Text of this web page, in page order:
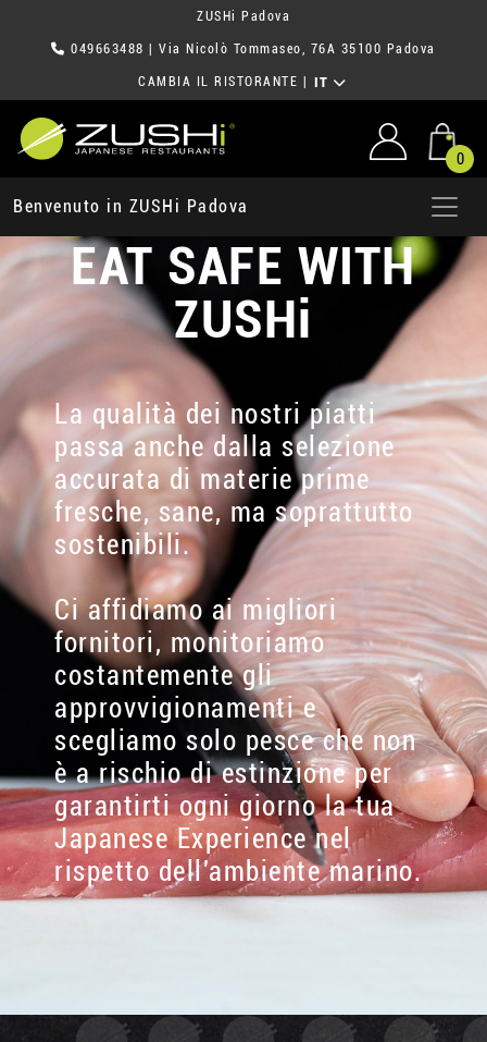
ZUSHi Padova
049663488 | Via Nicolò Tommaseo, 76A 35100 Padova
CAMBIA IL RISTORANTE IT
0
Benvenuto in ZUSHi Padova
EAT SAFE WITH
ZUSHi
La qualità dei nostri piatti
passa anche dalla selezione
accurata di materie prime
fresche, sane, ma soprattutto
sostenibili.
Ci affidiamo ai migliori
fornitori, monitoriamo
costantemente gli
approvvigionamenti e
scegliamo solo pesce che non
è a rischio di estinzione per
garantirti ogni giorno la tua
Japanese Experience nel
rispetto dell'ambiente marino.